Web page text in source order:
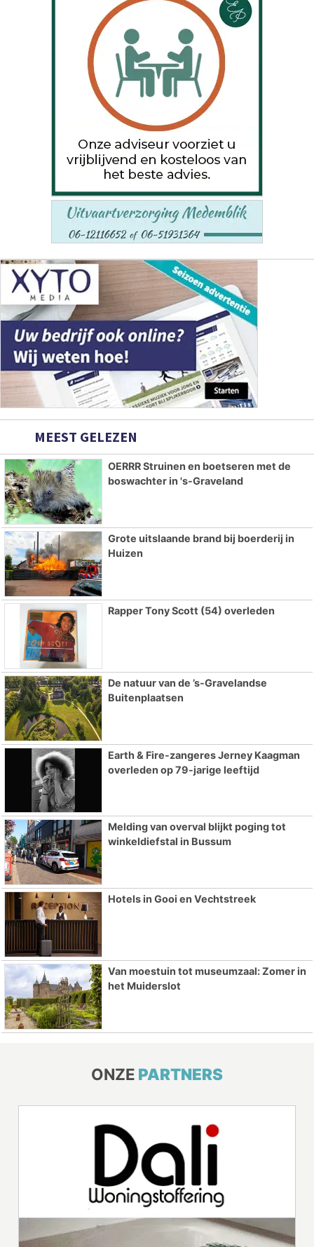
MEEST GELEZEN
OERRR Struinen en boetseren met de
boswachter in 's-Graveland
Grote uitslaande brand bij boerderij in
Huizen
Rapper Tony Scott (54) overleden
De natuur van de ’s-Gravelandse
Buitenplaatsen
Earth & Fire-zangeres Jerney Kaagman
overleden op 79-jarige leeftijd
Melding van overval blijkt poging tot
winkeldiefstal in Bussum
Hotels in Gooi en Vechtstreek
Van moestuin tot museumzaal: Zomer in
het Muiderslot
ONZE PARTNERS